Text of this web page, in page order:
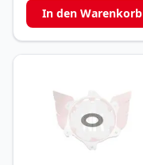
In den Warenkorb